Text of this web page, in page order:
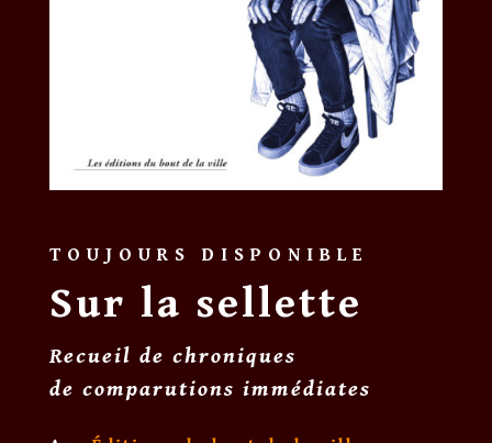
TOUJOURS DISPONIBLE
Sur la sellette
Recueil de chroniques
de comparutions immédiates